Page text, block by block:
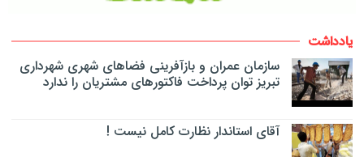
یادداشت
سازمان عمران و بازآفرینی فضاهای شهری شهرداری
تبریز توان پرداخت فاکتورهای مشتریان را ندارد
آقای استاندار نظارت کامل نیست !